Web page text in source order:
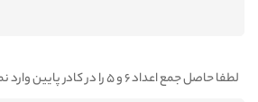
لطفا حاصل جمع اعداد 6 و 5 را در کادر پایین وارد نمائید: